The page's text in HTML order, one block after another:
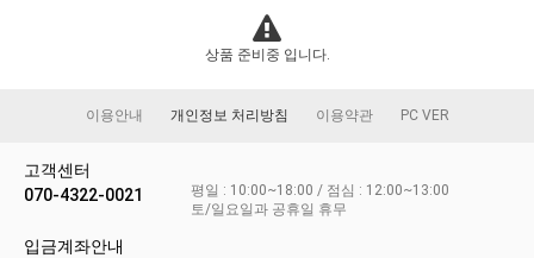
상품 준비중 입니다.
이용안내 개인정보 처리방침 이용약관 PC VER
고객센터
070-4322-0021
평일 : 10:00~18:00 / 점심 : 12:00~13:00
토/일요일과 공휴일 휴무
입금계좌안내